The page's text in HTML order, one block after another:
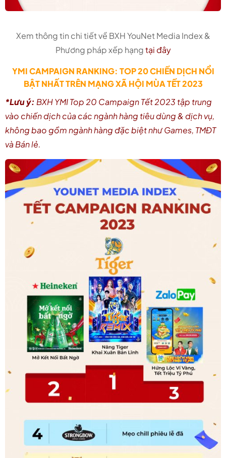
Xem thông tin chi tiết về BXH YouNet Media Index &
Phương pháp xếp hạngtại đây
YMI CAMPAIGN RANKING: TOP 20 CHIẾN DỊCH NỔI
BẬT NHẤT TRÊN MẠNG XÃ HỘI MÙA TẾT 2023
*Lưu ý: BXH YMI Top 20 Campaign Tết 2023 tập trung
vào chiến dịch của các ngành hàng tiêu dùng & dịch vụ,
không bao gồm ngành hàng đặc biệt như Games, TMĐT
và Bán lẻ.